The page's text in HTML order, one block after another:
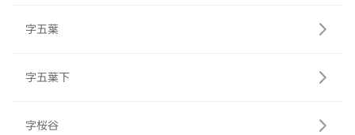
字五葉
字五葉下
字桜谷